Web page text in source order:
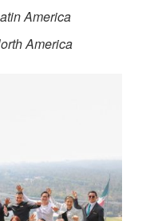
America
America